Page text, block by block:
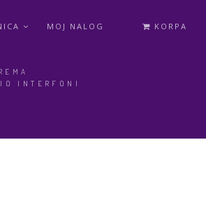
MOJ NALOG KORPA
INTERFONI